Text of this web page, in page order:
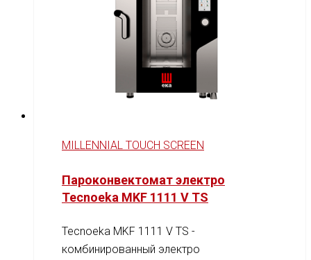
MILLENNIAL TOUCH SCREEN
Пароконвектомат электро
Tecnoeka MKF 1111 V TS
Tecnoeka MKF 1111 V TS -
комбинированный электро